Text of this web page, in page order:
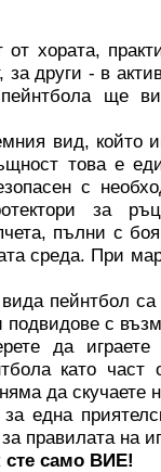
от хората,
за други - в
ще
вид, който
това е
с
за
пълни с
среда. При
пейнтбол
подвидове с
да
като
да скучаете
една
правилата на
сте само ВИЕ!